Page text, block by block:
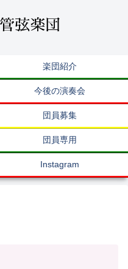
楽団紹介
今後の演奏会
団員募集
団員専用
Instagram